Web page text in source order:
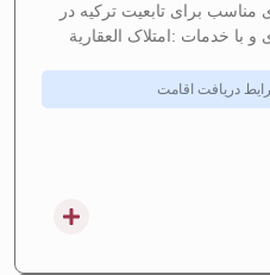
مناسب برای تابعیت ترکیه در
با خدمات :امتلاک العقارية
با رشد سریع
از اجاره
دریافت اقامت